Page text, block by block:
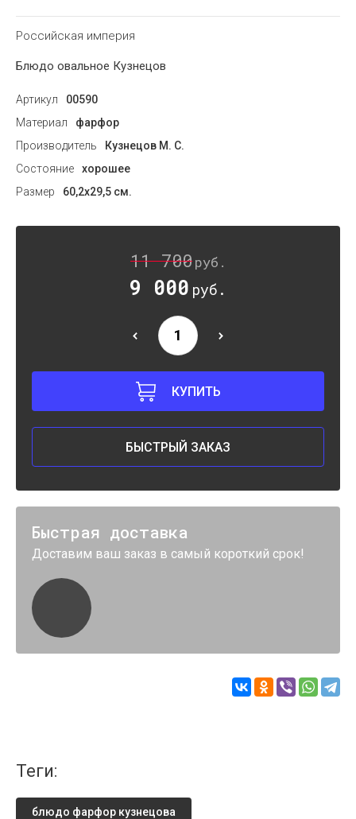
Российская империя
Блюдо овальное Кузнецов
Артикул
00590
Материал
фарфор
Производитель
Кузнецов М. С.
Состояние
хорошее
Размер
60,2х29,5 см.
11 700руб.
9 000 руб.
КУПИТЬ
БЫСТРЫЙ ЗАКАЗ
Быстрая доставка
Доставим ваш заказ в самый короткий срок!
теги:
блюдо фарфор кузнецова